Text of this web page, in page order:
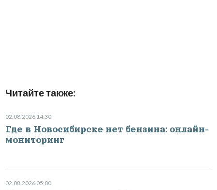
Читайте также:
02.08.2026 14:30
Где в Новосибирске нет бензина: онлайн-
мониторинг
02.08.2026 05:00